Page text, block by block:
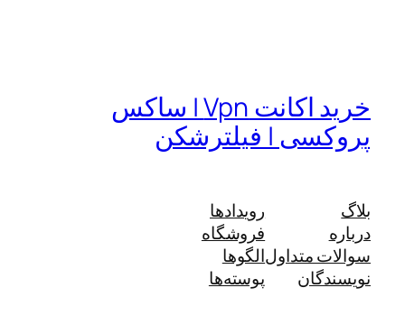
خرید اکانت Vpn | ساکس
پروکسی | فیلترشکن
بلاگ
درباره
سوالات متداول
نویسندگان
رویدادها
فروشگاه
الگوها
پوسته‌ها